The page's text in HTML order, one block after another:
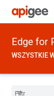
Edge for
WSZYSTKIE
WERSJA
Informacje o